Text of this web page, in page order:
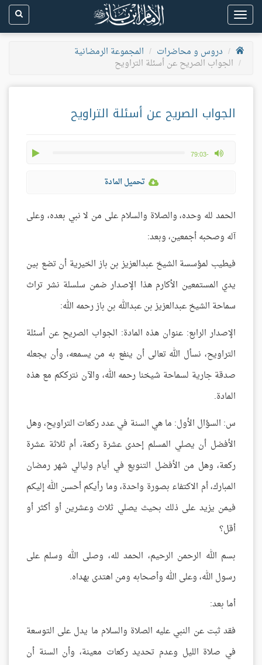
Toggle
navigation
دروس و محاضرات
المجموعة الرمضانية
الجواب الصريح عن أسئلة التراويح
الجواب الصريح عن أسئلة التراويح
-79:03
max volume
تحميل المادة
الحمد لله وحده، والصلاة والسلام على من لا نبي بعده، وعلى
آله وصحبه أجمعين، وبعد:
فيطيب لمؤسسة الشيخ عبدالعزيز بن باز الخيرية أن تضع بين
يدي المستمعين الأكارم هذا الإصدار ضمن سلسلة نشر تراث
سماحة الشيخ عبدالعزيز بن عبدالله بن باز رحمه الله:
الإصدار الرابع: عنوان هذه المادة: الجواب الصريح عن أسئلة
التراويح، نسأل الله تعالى أن ينفع به من يسمعه، وأن يجعله
صدقة جارية لسماحة شيخنا رحمه الله، والآن نترككم مع هذه
المادة.
س: السؤال الأول: ما هي السنة في عدد ركعات التراويح، وهل
الأفضل أن يصلي المسلم إحدى عشرة ركعة، أم ثلاثة عشرة
ركعة، وهل من الأفضل التنويع في أيام وليالي شهر رمضان
المبارك، أم الاكتفاء بصورة واحدة، وما رأيكم أحسن الله إليكم
فيمن يزيد على ذلك بحيث يصلي ثلاث وعشرين أو أكثر أو
أقل؟
بسم الله الرحمن الرحيم، الحمد لله، وصلى الله وسلم على
رسول الله، وعلى الله وأصحابه ومن اهتدى بهداه.
أما بعد:
فقد ثبت عن النبي عليه الصلاة والسلام ما يدل على التوسعة
في صلاة الليل وعدم تحديد ركعات معينة، وأن السنة أن